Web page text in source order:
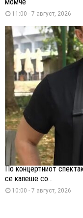
11:00 - 7 август, 2026
По концертниот
се капеше со...
10:00 - 7 август, 2026